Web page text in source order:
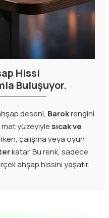
Hissi
Buluşuyor.
deseni, Barokrengini
mat yüzeyiyle sıcak ve
çalışma veya oyun
katar. Bu renk, sadece
ahşap hissini yaşatır.